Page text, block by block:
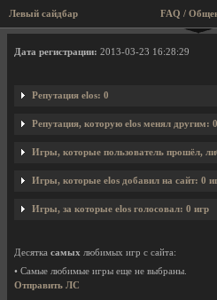
Левый сайдбар FAQ /
Профиль
Дата регистрации: 2013-03-23 16:28:29
Репутация elos: 0
Репутация, которую elos менял другим:
Игры, которые пользователь прошёл,
Игры, которые elos добавил на сайт: 0
Игры, за которые elos голосовал: 0 игр
Десятка самых любимых игр с сайта:
• Самые любимые игры еще не выбраны.
Отправить ЛС